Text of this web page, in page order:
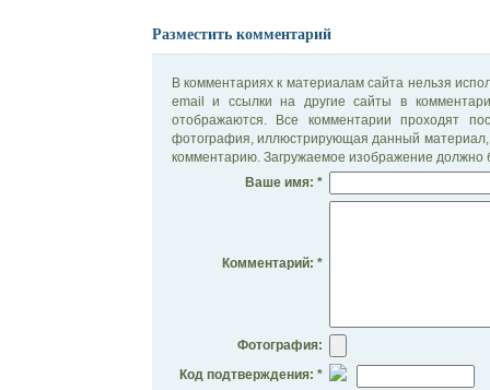
Разместить комментарий
В комментариях к материалам сайта нельзя
email и ссылки на другие сайты в
отображаются. Все комментарии проходят
фотография, иллюстрирующая данный материал,
комментарию. Загружаемое изображение должно
Ваше имя: *
Комментарий: *
Фотография:
Код подтверждения: *